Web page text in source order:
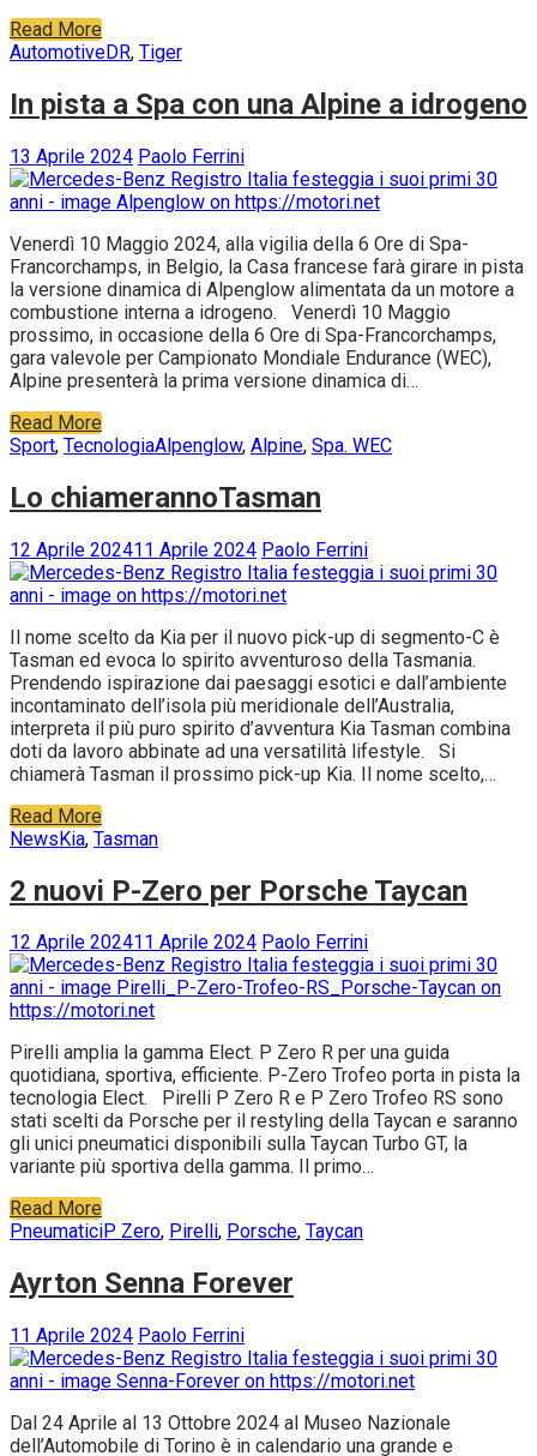
Read More
AutomotiveDR, Tiger
In pista a Spa con una Alpine a idrogeno
13 Aprile 2024 Paolo Ferrini
Venerdì 10 Maggio 2024, alla vigilia della 6 Ore di Spa-
Francorchamps, in Belgio, la Casa francese farà girare in pista
la versione dinamica di Alpenglow alimentata da un motore a
combustione interna a idrogeno. Venerdì 10 Maggio
prossimo, in occasione della 6 Ore di Spa-Francorchamps,
gara valevole per Campionato Mondiale Endurance (WEC),
Alpine presenterà la prima versione dinamica di…
Read More
Sport, TecnologiaAlpenglow, Alpine, Spa. WEC
Lo chiamerannoTasman
12 Aprile 202411 Aprile 2024 Paolo Ferrini
Il nome scelto da Kia per il nuovo pick-up di segmento-C è
Tasman ed evoca lo spirito avventuroso della Tasmania.
Prendendo ispirazione dai paesaggi esotici e dall’ambiente
incontaminato dell’isola più meridionale dell’Australia,
interpreta il più puro spirito d’avventura Kia Tasman combina
doti da lavoro abbinate ad una versatilità lifestyle. Si
chiamerà Tasman il prossimo pick-up Kia. Il nome scelto,…
Read More
NewsKia, Tasman
2 nuovi P-Zero per Porsche Taycan
12 Aprile 202411 Aprile 2024 Paolo Ferrini
Pirelli amplia la gamma Elect. P Zero R per una guida
quotidiana, sportiva, efficiente. P-Zero Trofeo porta in pista la
tecnologia Elect. Pirelli P Zero R e P Zero Trofeo RS sono
stati scelti da Porsche per il restyling della Taycan e saranno
gli unici pneumatici disponibili sulla Taycan Turbo GT, la
variante più sportiva della gamma. Il primo…
Read More
PneumaticiP Zero, Pirelli, Porsche, Taycan
Ayrton Senna Forever
11 Aprile 2024 Paolo Ferrini
Dal 24 Aprile al 13 Ottobre 2024 al Museo Nazionale
dell’Automobile di Torino è in calendario una grande e